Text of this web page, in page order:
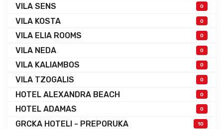
VILA SENS 0
VILA KOSTA 0
VILA ELIA ROOMS 0
VILA NEDA 0
VILA KALIAMBOS 0
VILA TZOGALIS 0
HOTEL ALEXANDRA BEACH 0
HOTEL ADAMAS 0
GRCKA HOTELI - PREPORUKA 10